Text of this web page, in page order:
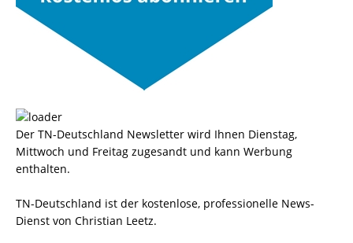
Der TN-Deutschland Newsletter wird Ihnen Dienstag,
Mittwoch und Freitag zugesandt und kann Werbung
enthalten.
TN-Deutschland ist der kostenlose, professionelle News-
Dienst von Christian Leetz.